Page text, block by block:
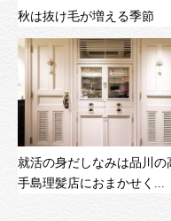
秋は抜け毛が増える季節
就活の身だしなみは品川の
手島理髪店におまかせく...